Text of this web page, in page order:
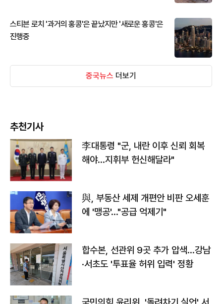
스티븐 로치 '과거의 홍콩'은 끝났지만 '새로운 홍콩'은
진행중
중국뉴스 더보기
추천기사
李대통령 "군, 내란 이후 신뢰 회복
해야…지휘부 헌신해달라"
與, 부동산 세제 개편안 비판 오세훈
에 '맹공'…"공급 억제기"
합수본, 선관위 9곳 추가 압색…강남
·서초도 '투표율 허위 입력' 정황